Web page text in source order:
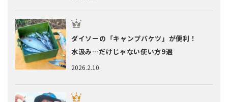
2026.2.10
ダイソーの「キャンプバケツ」が便利！
水汲み…だけじゃない使い方9選